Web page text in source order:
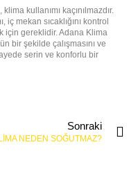
kullanımı kaçınılmazdır.
iç mekan sıcaklığını kontrol
için gereklidir. Adana Klima
bir şekilde çalışmasını ve
serin ve konforlu bir
Sonraki
NEDEN SOĞUTMAZ?